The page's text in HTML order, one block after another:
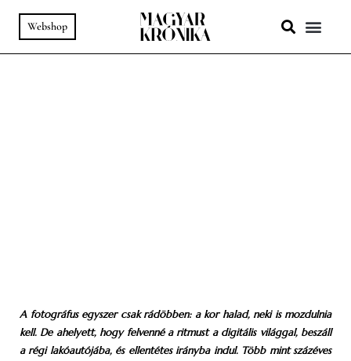
Webshop
A fotográfus egyszer csak rádöbben: a kor halad, neki is mozdulnia
kell. De ahelyett, hogy felvenné a ritmusta digitális világgal, beszáll
a régi lakóautójába, és ellentétes irányba indul. Több mint százéves